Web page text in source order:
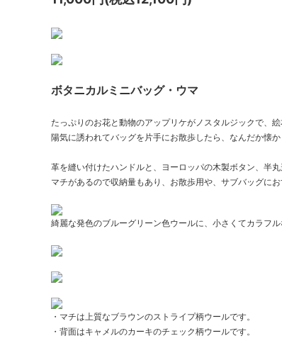
ボタニカルミニバッグ・ウマ
たっぷりのお花と動物のアップリケがノスタルジックで、
陽気に誘われてバッグを片手にお散歩したら、なんだか懐か
革を縫い付けたハンドルと、ヨーロッパの木製ボタン、半
マチがあるので収納量もあり、お散歩用や、サブバッグにお
綺麗な発色のブルーグリーン色ウールに、小さくてカラフ
・マチは上質なブラウンのストライプ柄ウールです。
・背面はキャメルのカーキのチェック柄ウールです。